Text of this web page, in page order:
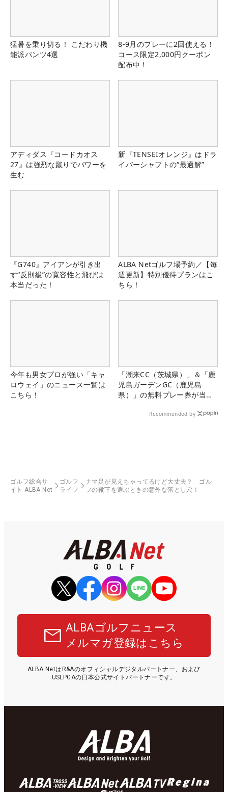
猛暑を乗り切る！ こだわり機
能派パンツ4選
8-9月のプレーに2回使える！
コース限定2,000円クーポン
配布中！
アディダス『コードカオス
27』は強烈な蹴りでパワーを
生む
新『TENSEIオレンジ』はドラ
イバーシャフトの“最適解”
『G740』アイアンが引き出
す“反則級”の寛容性と飛びは
本当だった！
ALBA Netゴルフ場予約／【毎
週更新】特別優待プランはこ
ちら！
今年も男女プロが強い「キャ
ロウェイ」のニュース一覧は
こちら！
「潮来CC（茨城県）」＆「鹿
児島ガーデンGC（鹿児島
県）」の無料プレー券が当た
Recommended by
ゴルフ総合サ
イト ALBA Net
ゴルフ
ライフ
ナマ足が見えちゃってるけど大丈夫？ ゴル
フの靴下を選ぶときの意外な落とし穴！
ALBAゴルフニュース
メルマガ登録はこちら
ALBA NetはR&Aのオフィシャルデジタルパートナー、および
USLPGAの日本公式サイトパートナーです。